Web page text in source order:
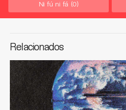
Ni fú ni fá (0)
Relacionados